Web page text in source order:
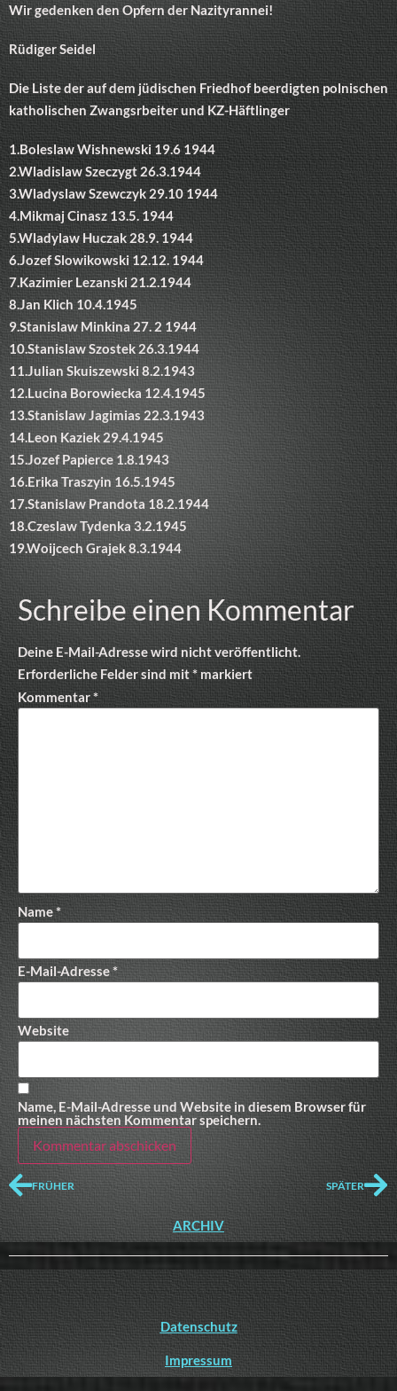
Wir gedenken den Opfern der Nazityrannei!
Rüdiger Seidel
Die Liste der auf dem jüdischen Friedhof beerdigten polnischen
katholischen Zwangsrbeiter und KZ-Häftlinger
1.Boleslaw Wishnewski 19.6 1944
2.Wladislaw Szeczygt 26.3.1944
3.Wladyslaw Szewczyk 29.10 1944
4.Mikmaj Cinasz 13.5. 1944
5.Wladylaw Huczak 28.9. 1944
6.Jozef Slowikowski 12.12. 1944
7.Kazimier Lezanski 21.2.1944
8.Jan Klich 10.4.1945
9.Stanislaw Minkina 27. 2 1944
10.Stanislaw Szostek 26.3.1944
11.Julian Skuiszewski 8.2.1943
12.Lucina Borowiecka 12.4.1945
13.Stanislaw Jagimias 22.3.1943
14.Leon Kaziek 29.4.1945
15.Jozef Papierce 1.8.1943
16.Erika Traszyin 16.5.1945
17.Stanislaw Prandota 18.2.1944
18.Czeslaw Tydenka 3.2.1945
19.Woijcech Grajek 8.3.1944
Schreibe einen Kommentar
Deine E-Mail-Adresse wird nicht veröffentlicht.
Erforderliche Felder sind mit* markiert
Kommentar*
Name*
E-Mail-Adresse*
Website
Name, E-Mail-Adresse und Website in diesem Browser für
meinen nächsten Kommentar speichern.
FRÜHER SPÄTER
ARCHIV
Datenschutz
Impressum